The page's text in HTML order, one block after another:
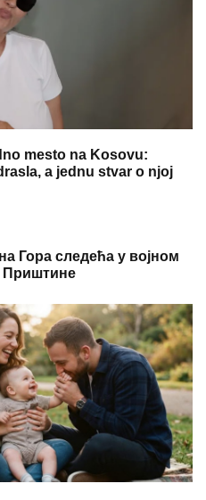
mesto na Kosovu:
a jednu stvar o njoj
Гора следећа у војном
Приштине